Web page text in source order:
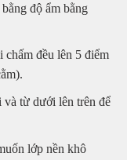
độ ẩm bằng
chấm đều lên 5 điểm
và từ dưới lên trên để
lớp nền khô